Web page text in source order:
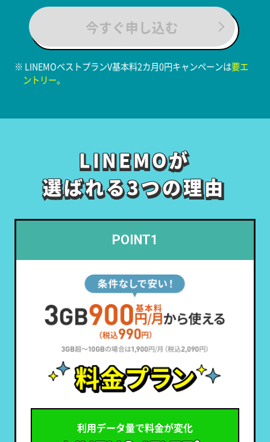
今すぐ申し込む
※ LINEMOベストプランV基本料2カ月0円キャンペーンは要エ
ントリー。
LINEMOが
選ばれる3つの理由
LINEMOが
選ばれる3つの理由
POINT1
利用データ量で料金が変化